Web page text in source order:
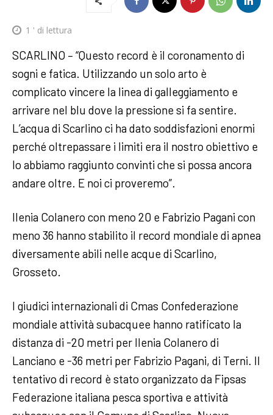
1 ' di lettura
SCARLINO – “Questo record è il coronamento di
sogni e fatica. Utilizzando un solo arto è
complicato vincere la linea di galleggiamento e
arrivare nel blu dove la pressione si fa sentire.
L’acqua di Scarlino ci ha dato soddisfazioni enormi
perché oltrepassare i limiti era il nostro obiettivo e
lo abbiamo raggiunto convinti che si possa ancora
andare oltre. E noi ci proveremo”.
Ilenia Colanero con meno 20 e Fabrizio Pagani con
meno 36 hanno stabilito il record mondiale di apnea
diversamente abili nelle acque di Scarlino,
Grosseto.
I giudici internazionali di Cmas Confederazione
mondiale attività subacquee hanno ratificato la
distanza di -20 metri per Ilenia Colanero di
Lanciano e -36 metri per Fabrizio Pagani, di Terni. Il
tentativo di record è stato organizzato da Fipsas
Federazione italiana pesca sportiva e attività